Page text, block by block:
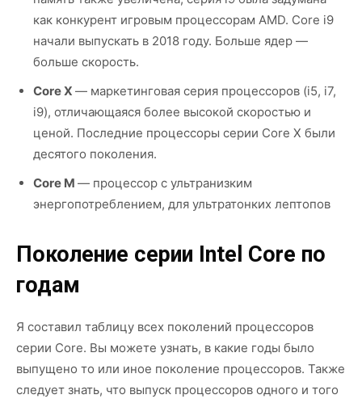
как конкурент игровым процессорам AMD. Core i9
начали выпускать в 2018 году. Больше ядер —
больше скорость.
Core X — маркетинговая серия процессоров (i5, i7,
i9), отличающаяся более высокой скоростью и
ценой. Последние процессоры серии Core X были
десятого поколения.
Core M — процессор с ультранизким
энергопотреблением, для ультратонких лептопов
Поколение серии Intel Core по
годам
Я составил таблицу всех поколений процессоров
серии Core. Вы можете узнать, в какие годы было
выпущено то или иное поколение процессоров. Также
следует знать, что выпуск процессоров одного и того